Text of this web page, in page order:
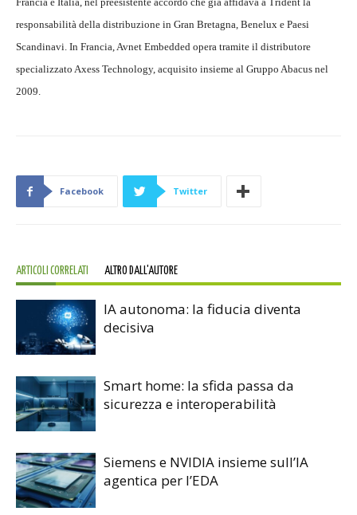
responsabilità della distribuzione in Gran Bretagna, Benelux e Paesi
Scandinavi. In Francia, Avnet Embedded opera tramite il distributore
specializzato Axess Technology, acquisito insieme al Gruppo Abacus nel
2009.
Facebook Twitter
ARTICOLI CORRELATI ALTRO DALL'AUTORE
IA autonoma: la fiducia diventa
decisiva
Smart home: la sfida passa da
sicurezza e interoperabilità
Siemens e NVIDIA insieme sull’IA
agentica per l’EDA